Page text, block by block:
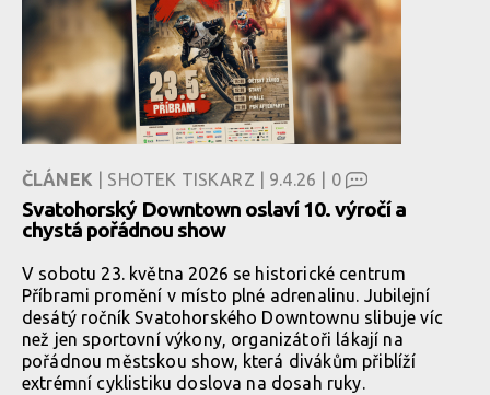
ČLÁNEK | SHOTEK TISKARZ | 9.4.26 | 0
Svatohorský Downtown oslaví 10. výročí a
chystá pořádnou show
V sobotu 23. května 2026 se historické centrum
Příbrami promění v místo plné adrenalinu. Jubilejní
desátý ročník Svatohorského Downtownu slibuje víc
než jen sportovní výkony, organizátoři lákají na
pořádnou městskou show, která divákům přiblíží
extrémní cyklistiku doslova na dosah ruky.